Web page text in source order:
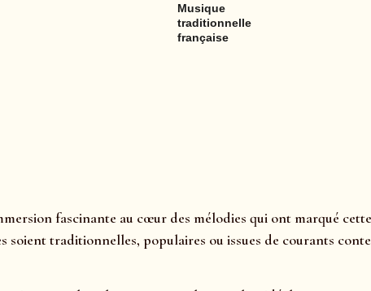
Musique
traditionnelle
française
fascinante au cœur des mélodies qui ont marqué
soient traditionnelles, populaires ou issues de courants